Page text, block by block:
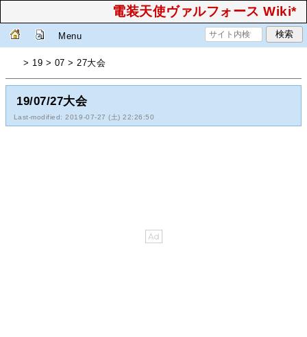
電装天使ヴァルフォース Wiki*
Menu
> 19 > 07 > 27大会
19/07/27大会
Last-modified: 2019-07-27 (土) 22:26:50